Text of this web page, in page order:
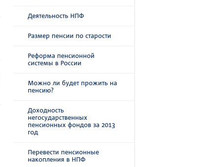
Деятельность НПФ
Размер пенсии по старости
Реформа пенсионной
системы в России
Можно ли будет прожить на
пенсию?
Доходность
негосударственных
пенсионных фондов за 2013
год
Перевести пенсионные
накопления в НПФ